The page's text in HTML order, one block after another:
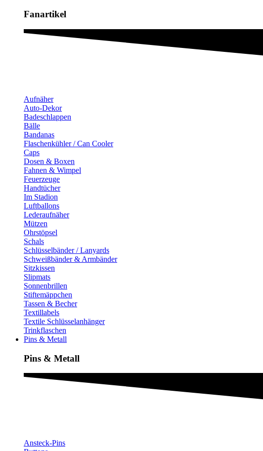
Fanartikel​
Aufnäher
Auto-Dekor
Badeschlappen
Bälle
Bandanas
Flaschenkühler / Can Cooler
Caps
Dosen & Boxen
Fahnen & Wimpel
Feuerzeuge
Handtücher
Im Stadion
Luftballons
Lederaufnäher
Mützen
Ohrstöpsel
Schals
Schlüsselbänder / Lanyards
Schweißbänder & Armbänder
Sitzkissen
Slipmats
Sonnenbrillen
Stiftemäppchen
Tassen & Becher
Textillabels
Textile Schlüsselanhänger
Trinkflaschen
Pins & Metall
Pins & Metall​
Ansteck-Pins